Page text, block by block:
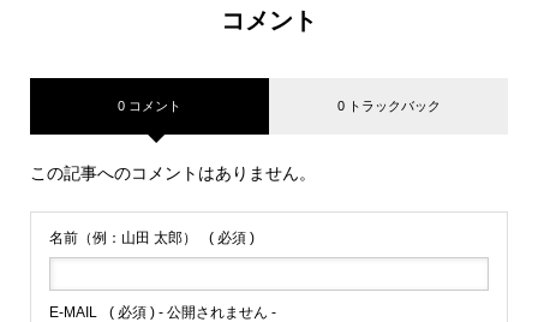
コメント
0 コメント 0 トラックバック
この記事へのコメントはありません。
名前（例：山田 太郎） ( 必須 )
E-MAIL ( 必須 ) - 公開されません -